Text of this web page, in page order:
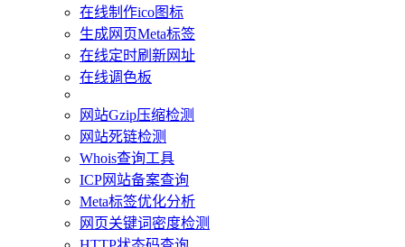
在线制作ico图标
生成网页Meta标签
在线定时刷新网址
在线调色板
网站Gzip压缩检测
网站死链检测
Whois查询工具
ICP网站备案查询
Meta标签优化分析
网页关键词密度检测